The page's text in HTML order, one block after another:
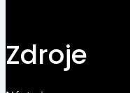
Zdroje